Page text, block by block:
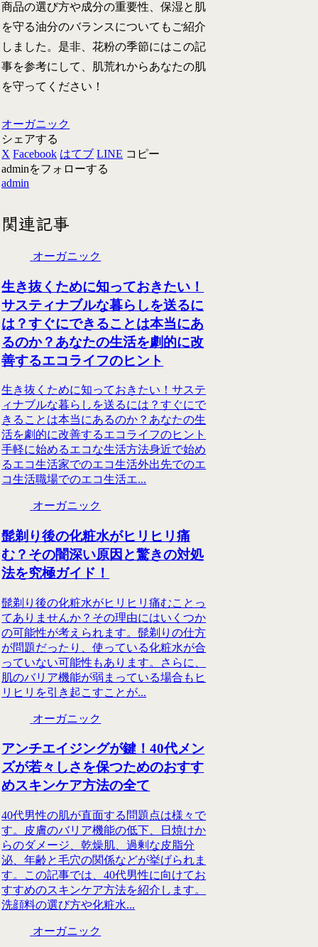
商品の選び方や成分の重要性、保湿と肌
を守る油分のバランスについてもご紹介
しました。是非、花粉の季節にはこの記
事を参考にして、肌荒れからあなたの肌
を守ってください！
オーガニック
シェアする
X Facebook はてブ LINE コピー
adminをフォローする
admin
関連記事
オーガニック
生き抜くために知っておきたい！
サスティナブルな暮らしを送るに
は？すぐにできることは本当にあ
るのか？あなたの生活を劇的に改
善するエコライフのヒント
生き抜くために知っておきたい！サステ
ィナブルな暮らしを送るには？すぐにで
きることは本当にあるのか？あなたの生
活を劇的に改善するエコライフのヒント
手軽に始めるエコな生活方法身近で始め
るエコ生活家でのエコ生活外出先でのエ
コ生活職場でのエコ生活エ...
オーガニック
髭剃り後の化粧水がヒリヒリ痛
む？その闇深い原因と驚きの対処
法を究極ガイド！
髭剃り後の化粧水がヒリヒリ痛むことっ
てありませんか？その理由にはいくつか
の可能性が考えられます。髭剃りの仕方
が問題だったり、使っている化粧水が合
っていない可能性もあります。さらに、
肌のバリア機能が弱まっている場合もヒ
リヒリを引き起こすことが...
オーガニック
アンチエイジングが鍵！40代メン
ズが若々しさを保つためのおすす
めスキンケア方法の全て
40代男性の肌が直面する問題点は様々で
す。皮膚のバリア機能の低下、日焼けか
らのダメージ、乾燥肌、過剰な皮脂分
泌、年齢と毛穴の関係などが挙げられま
す。この記事では、40代男性に向けてお
すすめのスキンケア方法を紹介します。
洗顔料の選び方や化粧水...
オーガニック